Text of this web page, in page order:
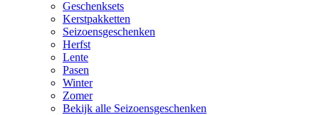
Geschenksets
Kerstpakketten
Seizoensgeschenken
Herfst
Lente
Pasen
Winter
Zomer
Bekijk alle Seizoensgeschenken